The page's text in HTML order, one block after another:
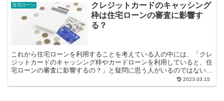
住宅ローン
クレジットカードのキャッシング
枠は住宅ローンの審査に影響す
る？
これから住宅ローンを利用することを考えている人の中には、「クレ
ジットカードのキャッシング枠やカードローンを利用していると、住
宅ローンの審査に影響するの？」と疑問に思う人がいるのではないで
2023.03.15